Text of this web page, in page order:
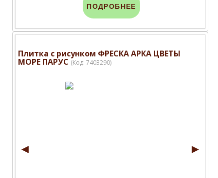
ПОДРОБНЕЕ
Плитка с рисунком ФРЕСКА АРКА ЦВЕТЫ
МОРЕ ПАРУС (Код: 7403290)
◄ ►